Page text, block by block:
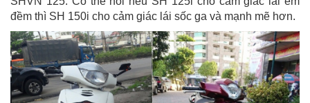
đềm thì SH 150i cho cảm giác lái sốc ga và mạnh mẽ hơn.